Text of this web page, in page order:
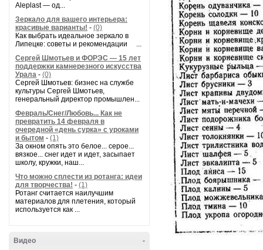
Aleplast — од...
Зеркало для вашего интерьера:
красивые варианты! - (0)
Как выбрать идеальное зеркало в
Липецке: советы и рекомендации ...
Сергей Шмотьев и ФОРЭС — 15 лет
поддержки камнерезного искусства
Урала - (0)
Сергей Шмотьев: бизнес на службе
культуры Сергей Шмотьев,
генеральный директор промышлен...
Февраль/Снег/Любовь... Как не
превратить 14 февраля в
очередной «день сурка» с уроками
и бытом - (1)
За окном опять это белое... серое...
вязкое... снег идет и идет, засыпает
школу, кружки, наш...
Что можно сплести из ротанга: идеи
для творчества! - (1)
Ротанг считается наилучшим
материалов для плетения, который
используется как ...
-
Видео